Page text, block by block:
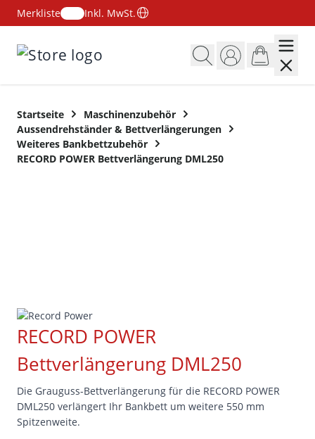
Merkliste
Inkl. MwSt.
Startseite
Maschinenzubehör
Aussendrehständer & Bettverlängerungen
Weiteres Bankbettzubehör
RECORD POWER Bettverlängerung DML250
RECORD POWER
Bettverlängerung DML250
Die Grauguss-Bettverlängerung für die RECORD POWER
DML250 verlängert Ihr Bankbett um weitere 550 mm
Spitzenweite.